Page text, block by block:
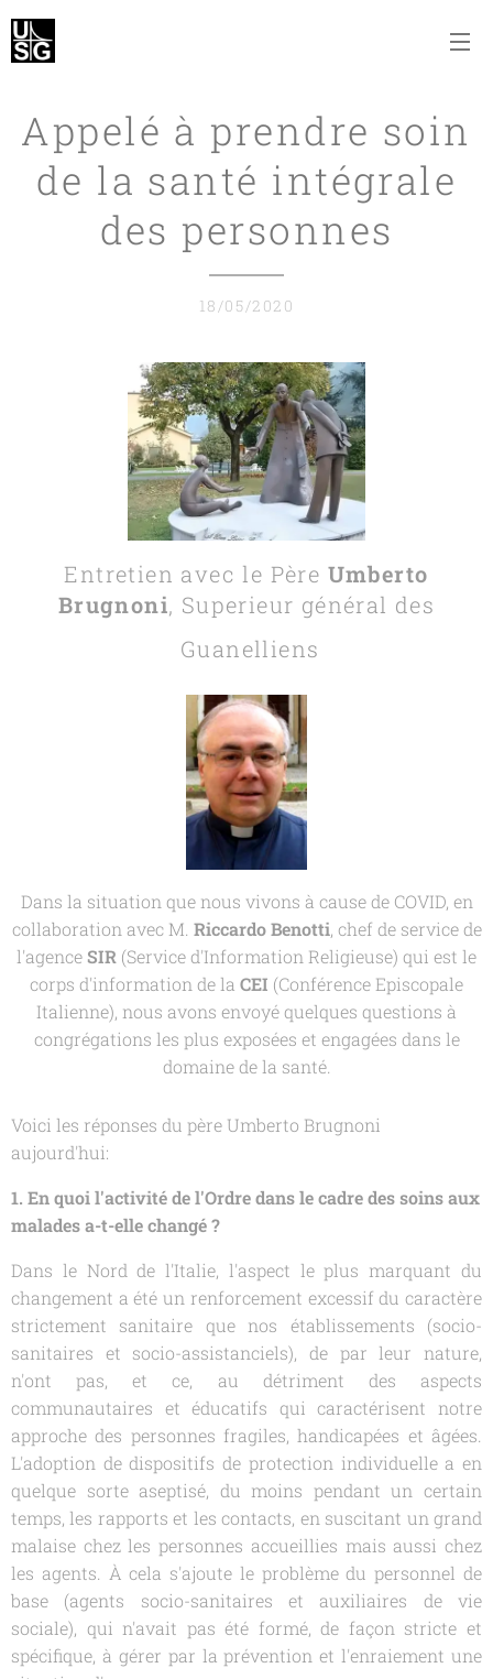
Appelé à prendre soin
de la santé intégrale
des personnes
18/05/2020
Entretien avec le Père Umberto
Brugnoni, Superieur général des
Guanelliens
Dans la situation que nous vivons à cause de COVID, en
collaboration avec M. Riccardo Benotti, chef de service de
l'agence SIR (Service d'Information Religieuse) qui est le
corps d'information de la CEI (Conférence Episcopale
Italienne), nous avons envoyé quelques questions à
congrégations les plus exposées et engagées dans le
domaine de la santé.
Voici les réponses du père Umberto Brugnoni
aujourd'hui:
1. En quoi l'activité de l'Ordre dans le cadre des soins aux
malades a-t-elle changé ?
Dans le Nord de l'Italie, l'aspect le plus marquant du
changement a été un renforcement excessif du caractère
strictement sanitaire que nos établissements (socio-
sanitaires et socio-assistanciels), de par leur nature,
n'ont pas, et ce, au détriment des aspects
communautaires et éducatifs qui caractérisent notre
approche des personnes fragiles, handicapées et âgées.
L'adoption de dispositifs de protection individuelle a en
quelque sorte aseptisé, du moins pendant un certain
temps, les rapports et les contacts, en suscitant un grand
malaise chez les personnes accueillies mais aussi chez
les agents. À cela s'ajoute le problème du personnel de
base (agents socio-sanitaires et auxiliaires de vie
sociale), qui n'avait pas été formé, de façon stricte et
spécifique, à gérer par la prévention et l'enraiement une